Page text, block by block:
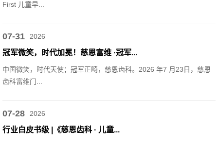
First 儿童早...
07-31 2026
冠军微笑，时代加冕！慈恩富维 ·冠军...
中国微笑，时代天使；冠军正畸，慈恩齿科。2026 年7 月23日，慈恩
齿科富维门...
07-28 2026
行业白皮书级 |《慈恩齿科 · 儿童...